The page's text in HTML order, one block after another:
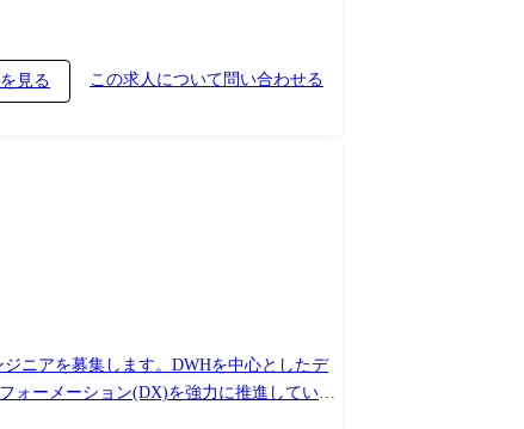
見る この求人について問い合わせる
ォーメーション(DX)を強力に推進していた